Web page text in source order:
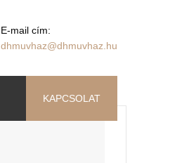
E-mail cím:
dhmuvhaz@dhmuvhaz.hu
KAPCSOLAT